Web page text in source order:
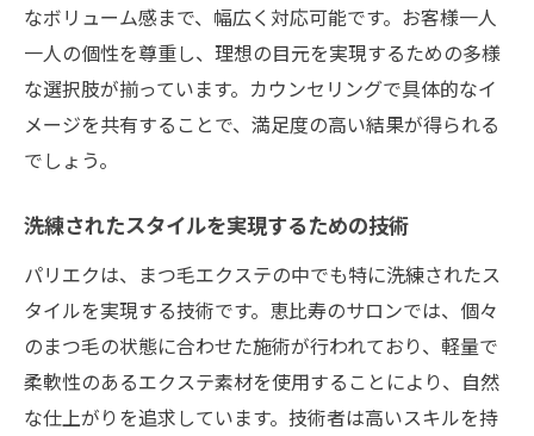
静かで落ち着ける施術スペースの提供
施術中のリラクゼーションテクニック
東京都渋谷区恵比寿でパリエクを楽しむコツと
サロン選びのポイント
自分に合ったサロン選びのコツ
パリエクの仕上がりを長く保つ方法
信頼できるサロンを見つけるためのチェッ
クポイント
価格とサービスのバランスを見極める
理想の目元を叶えるためのコミュニケーシ
なボリューム感まで、幅広く対応可能です。お客様一人
一人の個性を尊重し、理想の目元を実現するための多様
な選択肢が揃っています。カウンセリングで具体的なイ
メージを共有することで、満足度の高い結果が得られる
でしょう。
洗練されたスタイルを実現するための技術
パリエクは、まつ毛エクステの中でも特に洗練されたス
タイルを実現する技術です。恵比寿のサロンでは、個々
のまつ毛の状態に合わせた施術が行われており、軽量で
柔軟性のあるエクステ素材を使用することにより、自然
な仕上がりを追求しています。技術者は高いスキルを持